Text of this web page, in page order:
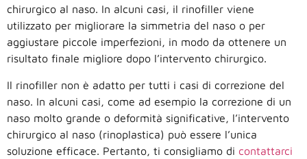
chirurgico al naso. In alcuni casi, il rinofiller viene
utilizzato per migliorare la simmetria del naso o per
aggiustare piccole imperfezioni, in modo da ottenere un
risultato finale migliore dopo l’intervento chirurgico.
Il rinofiller non è adatto per tutti i casi di correzione del
naso. In alcuni casi, come ad esempio la correzione di un
naso molto grande o deformità significative, l’intervento
chirurgico al naso (rinoplastica) può essere l’unica
soluzione efficace. Pertanto, ti consigliamo di contattarci